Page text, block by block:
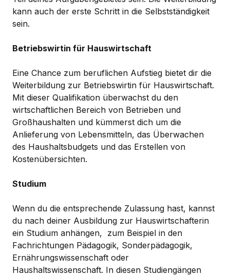
kann auch der erste Schritt in die Selbstständigkeit
sein.
Betriebswirtin für Hauswirtschaft
Eine Chance zum beruflichen Aufstieg bietet dir die
Weiterbildung zur Betriebswirtin für Hauswirtschaft.
Mit dieser Qualifikation überwachst du den
wirtschaftlichen Bereich von Betrieben und
Großhaushalten und kümmerst dich um die
Anlieferung von Lebensmitteln, das Überwachen
des Haushaltsbudgets und das Erstellen von
Kostenübersichten.
Studium
Wenn du die entsprechende Zulassung hast, kannst
du nach deiner Ausbildung zur Hauswirtschafterin
ein Studium anhängen, zum Beispiel in den
Fachrichtungen Pädagogik, Sonderpädagogik,
Ernährungswissenschaft oder
Haushaltswissenschaft. In diesen Studiengängen